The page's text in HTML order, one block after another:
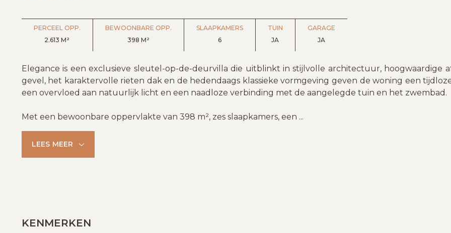
PERCEEL OPP.
2.613 M²
BEWOONBARE OPP.
398 M²
SLAAPKAMERS
6
TUIN
JA
GARAGE
JA
Elegance is een exclusieve sleutel-op-de-deurvilla die uitblinkt in stijlvolle architectuur,
gevel, het karaktervolle rieten dak en de hedendaags klassieke vormgeving geven de woning een
een overvloed aan natuurlijk licht en een naadloze verbinding met de aangelegde tuin en het zwembad.
Met een bewoonbare oppervlakte van 398 m², zes slaapkamers, een ...
LEES MEER
KENMERKEN